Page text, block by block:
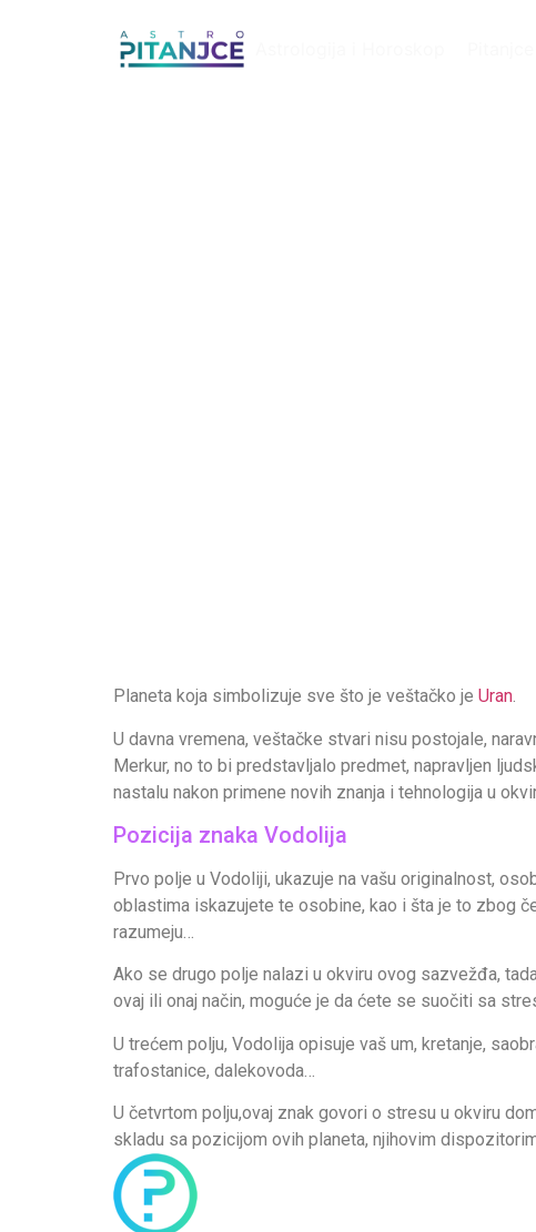
Planeta koja simbolizuje sve što je veštačko je Uran.
U davna vremena, veštačke stvari nisu postojale,
Merkur, no to bi predstavljalo predmet, napravljen
nastalu nakon primene novih znanja i tehnologija u
Pozicija znaka Vodolija
Prvo polje u Vodoliji, ukazuje na vašu originalnost,
oblastima iskazujete te osobine, kao i šta je to zbog
razumeju…
Ako se drugo polje nalazi u okviru ovog sazvežđa,
ovaj ili onaj način, moguće je da ćete se suočiti sa
U trećem polju, Vodolija opisuje vaš um, kretanje,
trafostanice, dalekovoda…
U četvrtom polju,ovaj znak govori o stresu u okviru
skladu sa pozicijom ovih planeta, njihovim